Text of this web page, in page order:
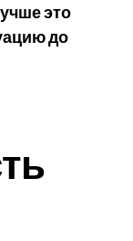
это
до